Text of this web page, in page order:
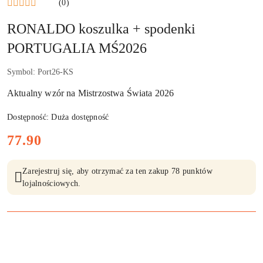
(0)
RONALDO koszulka + spodenki
PORTUGALIA MŚ2026
Symbol: Port26-KS
Aktualny wzór na Mistrzostwa Świata 2026
Dostępność:Duża dostępność
cena:
77.90
Zarejestruj się, aby otrzymać za ten zakup 78 punktów
lojalnościowych.